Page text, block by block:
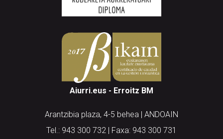
Aiurri.eus - Erroitz BM
Arantzibia plaza, 4-5 behea | ANDOAIN
Tel.: 943 300 732 | Faxa: 943 300 731